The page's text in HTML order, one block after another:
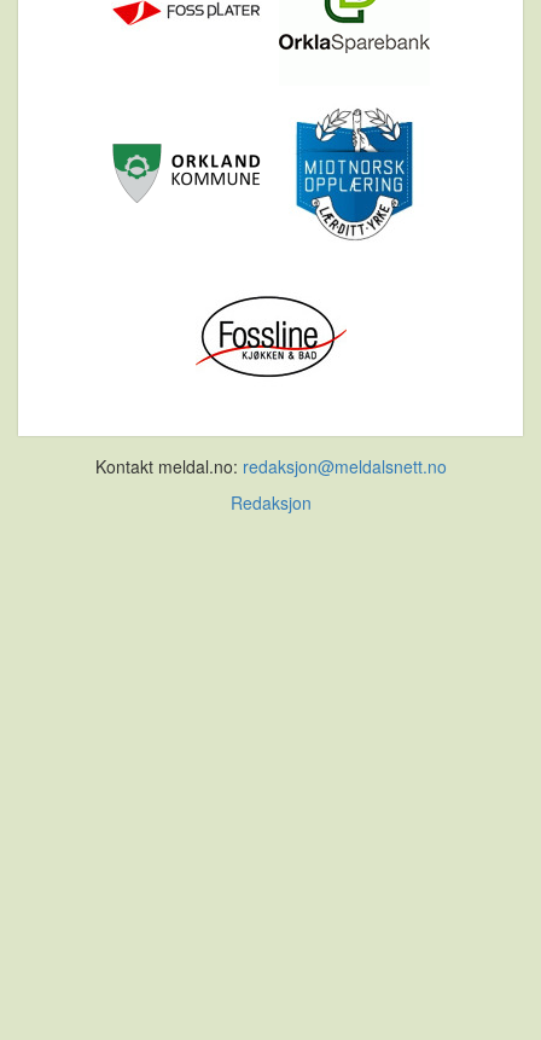
Kontakt meldal.no: redaksjon@meldalsnett.no
Redaksjon